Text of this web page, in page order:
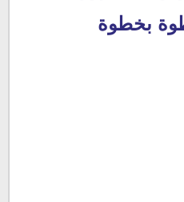
بخطوة